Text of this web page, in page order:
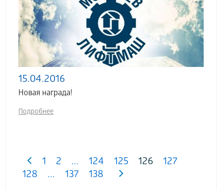
15.04.2016
Новая награда!
Подробнее
1 2 ... 124 125 126
127
128
... 137 138